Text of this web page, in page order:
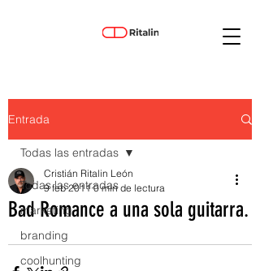
Entrada
Todas las entradas
marketing
branding
coolhunting
Todas las entradas
Bad Romance a una sola guitarra.
Cristián Ritalin León
9 feb 2011 0 min de lectura